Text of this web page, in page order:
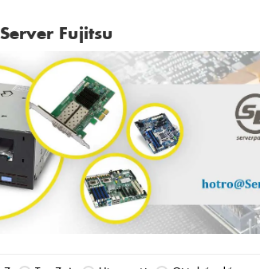
Fujitsu